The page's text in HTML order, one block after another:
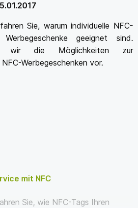
Sie, warum individuelle NFC-
geeignet sind.
wir die Möglichkeiten zur
Werbegeschenken vor.
mit NFC
Sie, wie NFC-Tags Ihren